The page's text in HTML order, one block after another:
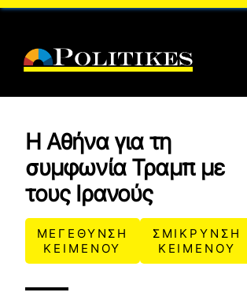
Skip
content
H Aθήνα για τη
συμφωνία Τραμπ με
τους Ιρανούς
ΜΕΓΕΘΥΝΣΗ
ΚΕΙΜΕΝΟΥ
ΣΜΙΚΡΥΝΣΗ
ΚΕΙΜΕΝΟΥ